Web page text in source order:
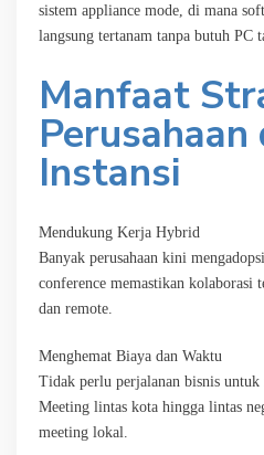
sistem appliance mode, di mana
langsung tertanam tanpa butuh PC
Manfaat
Perusahaan
Instansi
Mendukung Kerja Hybrid
Banyak perusahaan kini
conference memastikan kolaborasi
dan remote.
Menghemat Biaya dan Waktu
Tidak perlu perjalanan bisnis untuk
Meeting lintas kota hingga lintas
meeting lokal.